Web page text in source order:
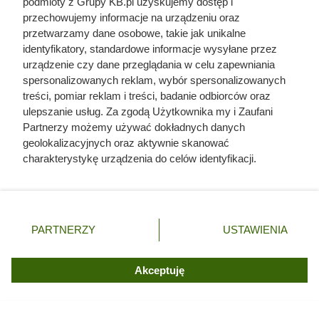
orchidei. Jeśli choć część wygląda na żywą i jędrną, nadal
jest duża szansa na uratowanie rośliny. Poniżej krótka lista
kroków, które warto wykonać:
Delikatnie wyciągnąć roślinę z doniczki.
Całkowicie usunąć stare podłoże.
Przepłukać korzenie letnią wodą.
Wyciąć wszystkie miękkie, brązowe lub nadgniłe
powietrzu (około 1–2 godziny).
Posadzić roślinę w świeżym podłożu, najlepiej w
przezroczystej doniczce.
przechowujemy informacje na urządzeniu oraz
przetwarzamy dane osobowe, takie jak unikalne
identyfikatory, standardowe informacje wysyłane przez
urządzenie czy dane przeglądania w celu zapewniania
spersonalizowanych reklam, wybór spersonalizowanych
treści, pomiar reklam i treści, badanie odbiorców oraz
ulepszanie usług. Za zgodą Użytkownika my i Zaufani
Partnerzy możemy używać dokładnych danych
geolokalizacyjnych oraz aktywnie skanować
charakterystykę urządzenia do celów identyfikacji.
zmienić/wycofać klikając przycisk ustawień prywatności
znajdujący się w lewym dolnym rogu strony. Niektóre
użytkownika, ale masz prawo sprzeciwić się takiemu
przetwarzaniu. Preferencje będą miały zastosowania tylko
PARTNERZY USTAWIENIA
Akceptuję